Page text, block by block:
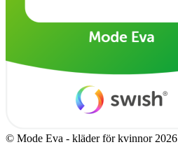
© Mode Eva - kläder för kvinnor 2026